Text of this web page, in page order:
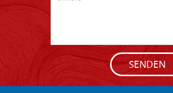
SENDEN